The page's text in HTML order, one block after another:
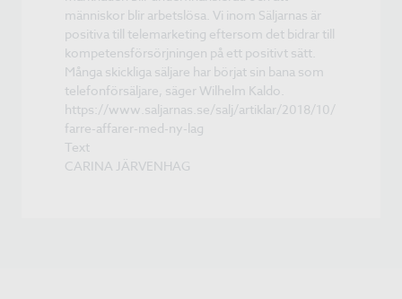
människor blir arbetslösa. Vi inom Säljarnas är
positiva till telemarketing eftersom det bidrar till
kompetensförsörjningen på ett positivt sätt.
Många skickliga säljare har börjat sin bana som
telefonförsäljare, säger Wilhelm Kaldo.
https://www.saljarnas.se/salj/artiklar/2018/10/
farre-affarer-med-ny-lag
Text
CARINA JÄRVENHAG